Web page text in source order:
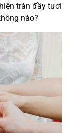
tràn đầy tươi
nào?